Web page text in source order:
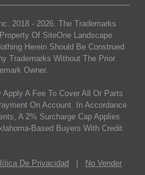
2018 - 2026. The Trademarks
Of SiteOne Landscape
Herein Should Be Construed
Trademarks Without The Prior
Owner.
A Fee To Cover All Or Parts
On Account. In Accordance
A 2% Surcharge Cap Applies
Based Buyers With Credit
De Privacidad
No Vender